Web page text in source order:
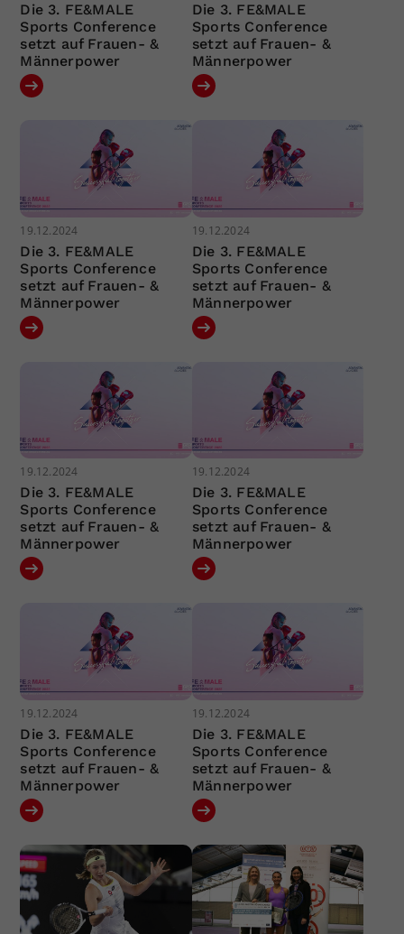
Die 3. FE&MALE
Sports Conference
setzt auf Frauen- &
Männerpower
Die 3. FE&MALE
Sports Conference
setzt auf Frauen- &
Männerpower
19.12.2024
Die 3. FE&MALE
Sports Conference
setzt auf Frauen- &
Männerpower
19.12.2024
Die 3. FE&MALE
Sports Conference
setzt auf Frauen- &
Männerpower
19.12.2024
Die 3. FE&MALE
Sports Conference
setzt auf Frauen- &
Männerpower
19.12.2024
Die 3. FE&MALE
Sports Conference
setzt auf Frauen- &
Männerpower
19.12.2024
Die 3. FE&MALE
Sports Conference
setzt auf Frauen- &
Männerpower
19.12.2024
Die 3. FE&MALE
Sports Conference
setzt auf Frauen- &
Männerpower